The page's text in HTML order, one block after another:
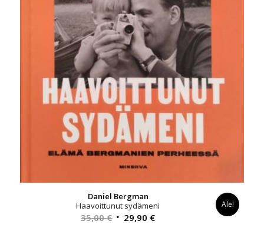
Daniel Bergman
Haavoittunut sydämeni
35,00€ Alkuperäinen
29,90 €Nykyinen
Ale!